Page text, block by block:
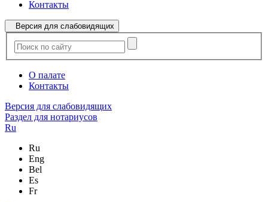
Контакты
Версия для слабовидящих
О палате
Контакты
Версия для слабовидящих
Раздел для нотариусов
Ru
Ru
Eng
Bel
Es
Fr